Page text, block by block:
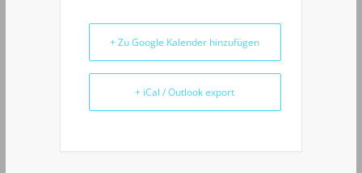
+ Zu Google Kalender hinzufügen
+ iCal / Outlook export